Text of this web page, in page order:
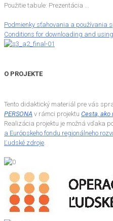
Použitie tabule: Prezentácia ...
Podmienky sťahovania a používania
Conditions for downloading and
O PROJEKTE
Tento didaktický materiál pre vás
PERSONA v rámci projektu Cesta,
Realizácia projektu je možná vďaka
a Európskeho fondu regionálneho
Ľudské zdroje.